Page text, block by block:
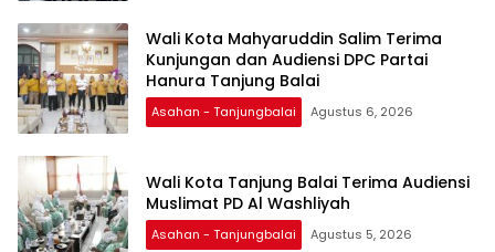
Wali Kota Mahyaruddin Salim Terima
Kunjungan dan Audiensi DPC Partai
Hanura Tanjung Balai
Asahan - Tanjungbalai Agustus 6, 2026
Wali Kota Tanjung Balai Terima Audiensi
Muslimat PD Al Washliyah
Asahan - Tanjungbalai Agustus 5, 2026